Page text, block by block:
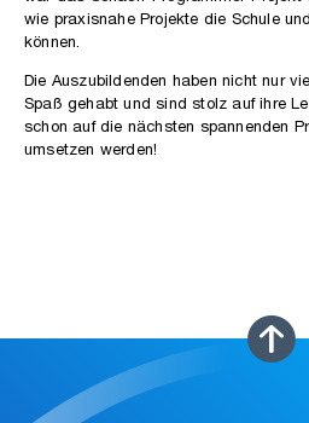
wie praxisnahe Projekte die Schule
können.
Die Auszubildenden haben nicht nur
Spaß gehabt und sind stolz auf ihre
schon auf die nächsten spannenden
umsetzen werden!